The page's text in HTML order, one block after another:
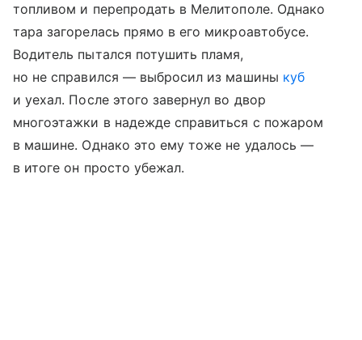
топливом и перепродать в Мелитополе. Однако
тара загорелась прямо в его микроавтобусе.
Водитель пытался потушить пламя,
но не справился — выбросил из машины куб
и уехал. После этого завернул во двор
многоэтажки в надежде справиться с пожаром
в машине. Однако это ему тоже не удалось —
в итоге он просто убежал.